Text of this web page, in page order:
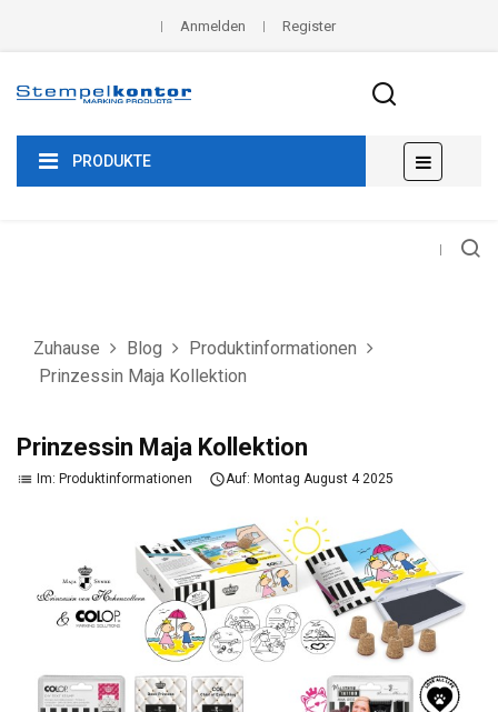
Anmelden Register
PRODUKTE
der
☰
Zuhause Blog
Produktinformationen
Prinzessin Maja Kollektion
Prinzessin Maja Kollektion
list Im: Produktinformationen Auf: Montag August 4 2025